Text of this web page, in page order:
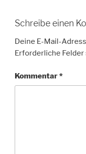
Schreibe einen
Deine E-Mail-
Erforderliche
Kommentar*